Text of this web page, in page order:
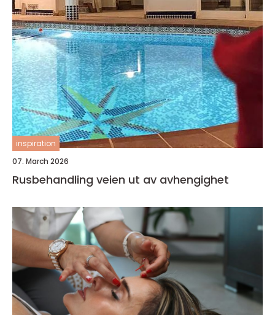
inspiration
07. March 2026
Rusbehandling veien ut av avhengighet